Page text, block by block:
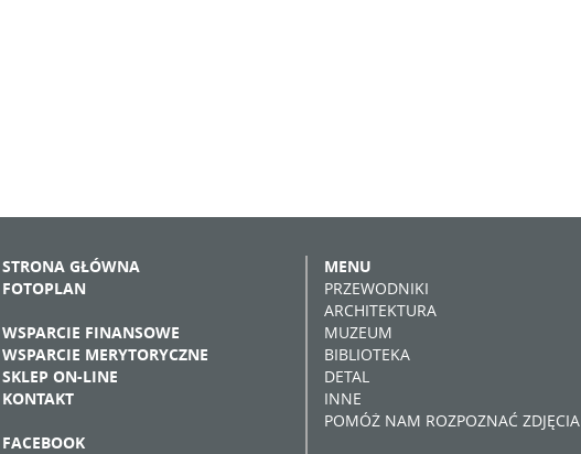
STRONA GŁÓWNA
FOTOPLAN
WSPARCIE FINANSOWE
WSPARCIE MERYTORYCZNE
SKLEP ON-LINE
KONTAKT
FACEBOOK
MENU
PRZEWODNIKI
ARCHITEKTURA
MUZEUM
BIBLIOTEKA
DETAL
INNE
POMÓŻ NAM ROZPOZNAĆ ZDJĘCIA